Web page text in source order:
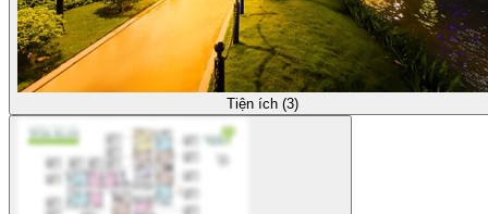
Tiện ích (3)